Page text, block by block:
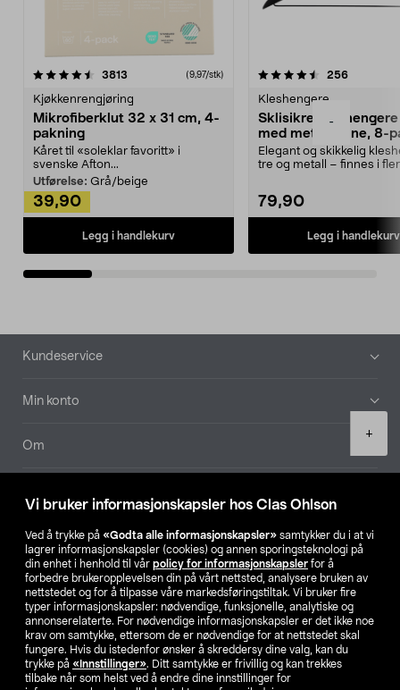
Vi bruker informasjonskapsler hos Clas Ohlson
Ved å trykke på «Godta alle informasjonskapsler» samtykker du i at vi
lagrer informasjonskapsler (cookies) og annen sporingsteknologi på
din enhet i henhold til vår policy for informasjonskapsler for å
forbedre brukeropplevelsen din på vårt nettsted, analysere bruken av
nettstedet og for å tilpasse våre markedsføringstiltak. Vi bruker fire
typer informasjonskapsler: nødvendige, funksjonelle, analytiske og
annonserelaterte. For nødvendige informasjonskapsler er det ikke noe
krav om samtykke, ettersom de er nødvendige for at nettstedet skal
fungere. Hvis du istedenfor ønsker å skreddersy dine valg, kan du
trykke på «Innstillinger». Ditt samtykke er frivillig og kan trekkes
tilbake når som helst ved å endre dine innstillinger for
-
+
3813 anmeldelser(9,97/stk)
Kjøkkenrengjøring
Mikrofiberklut 32 x 31 cm, 4-
pakning
Kåret til «soleklar favoritt» i
svenske Afton...
Utførelse: Grå/beige
39,90
Legg i handlekurv
4.5av 5 stjerner 256
Kleshengere
Sklisikre
med metallpinne, 8-
Elegant og skikkelig
tre og metall – finnes i
79,90
Legg i handlekurv
4.5av 5 stjerner
Bunntekst
Kundeservice
Min konto
Om
Våre selskaper
Finn din butikk
SE NO FI